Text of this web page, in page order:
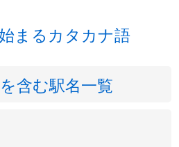
まるカタカナ語
含む駅名一覧